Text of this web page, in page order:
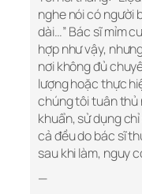
nghe nói có người
dài…” Bác sĩ mỉm
hợp như vậy,
nơi không đủ
lượng hoặc thực
chúng tôi tuân thủ
khuẩn, sử dụng
cả đều do bác sĩ
sau khi làm, nguy
—